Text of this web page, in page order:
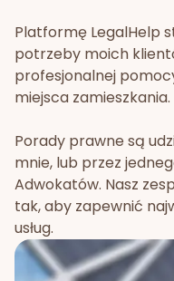
Platformę LegalHelp
potrzeby moich
profesjonalnej
miejsca zamieszkania.
Porady prawne są
mnie, lub przez
Adwokatów. Nasz
tak, aby zapewnić
usług.